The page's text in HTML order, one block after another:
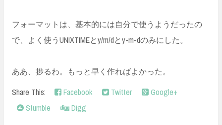
フォーマットは、基本的には自分で使うようだったの
で、よく使うUNIXTIMEとy/m/dとy-m-dのみにした。
ああ、捗るわ。もっと早く作ればよかった。
Share This:
Facebook Twitter
Google+
Stumble
Digg